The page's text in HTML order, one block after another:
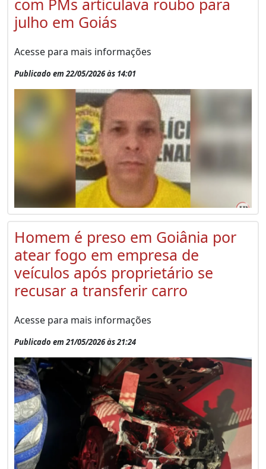
julho em Goiás
Acesse para mais informações
Publicado em 22/05/2026 às 14:01
Homem é preso em Goiânia por
atear fogo em empresa de
veículos após proprietário se
recusar a transferir carro
Acesse para mais informações
Publicado em 21/05/2026 às 21:24